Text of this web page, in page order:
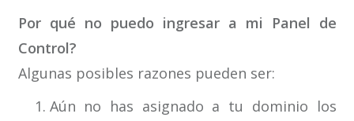
Por qué no puedo ingresar a mi Panel de
Control?
Algunas posibles razones pueden ser:
Aún no has asignado a tu dominio los